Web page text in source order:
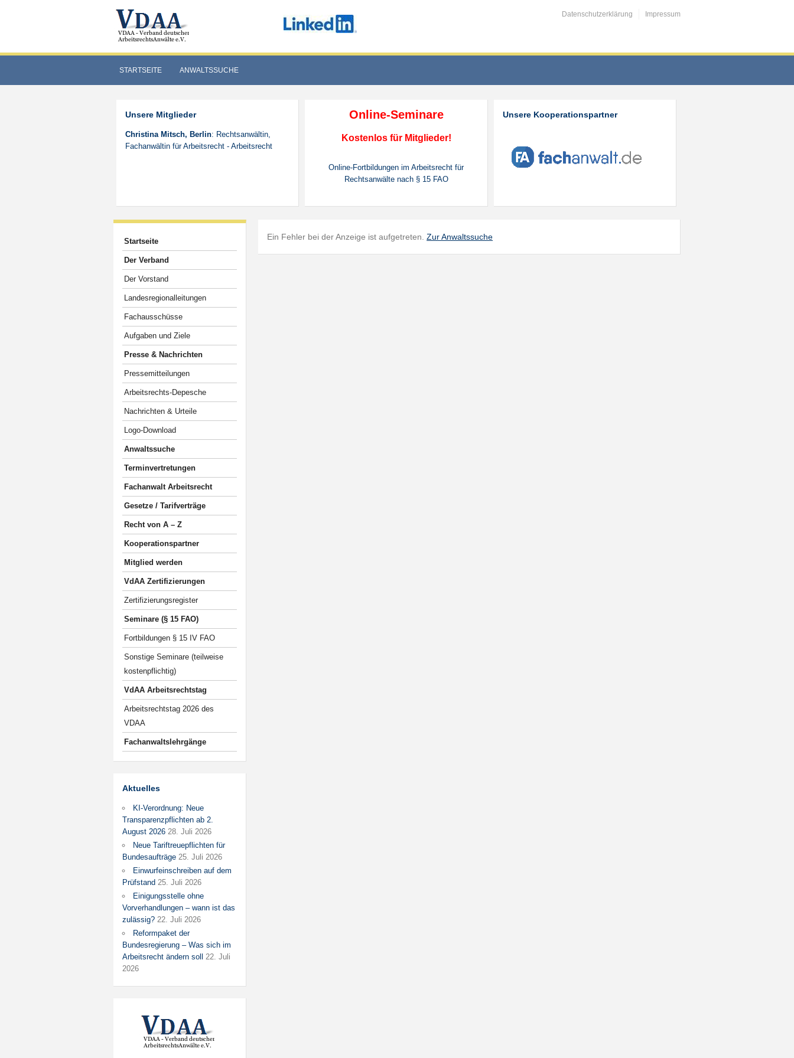
Datenschutzerklärung Impressum
STARTSEITE ANWALTSSUCHE
Unsere Mitglieder
Christina Mitsch, Berlin: Rechtsanwältin,
Fachanwältin für Arbeitsrecht - Arbeitsrecht
Online-Seminare
Kostenlos für Mitglieder!
Online-Fortbildungen im Arbeitsrecht für
Rechtsanwälte nach § 15 FAO
Unsere Kooperationspartner
Startseite
Der Verband
Der Vorstand
Landesregionalleitungen
Fachausschüsse
Aufgaben und Ziele
Presse & Nachrichten
Pressemitteilungen
Arbeitsrechts-Depesche
Nachrichten & Urteile
Logo-Download
Anwaltssuche
Terminvertretungen
Fachanwalt Arbeitsrecht
Gesetze / Tarifverträge
Recht von A – Z
Kooperationspartner
Mitglied werden
VdAA Zertifizierungen
Zertifizierungsregister
Seminare (§ 15 FAO)
Fortbildungen § 15 IV FAO
Sonstige Seminare (teilweise
kostenpflichtig)
VdAA Arbeitsrechtstag
Arbeitsrechtstag 2026 des
VDAA
Fachanwaltslehrgänge
Aktuelles
KI-Verordnung: Neue
Transparenzpflichten ab 2.
August 2026 28. Juli 2026
Neue Tariftreuepflichten für
Bundesaufträge 25. Juli 2026
Einwurfeinschreiben auf dem
Prüfstand 25. Juli 2026
Einigungsstelle ohne
Vorverhandlungen – wann ist das
zulässig? 22. Juli 2026
Reformpaket der
Bundesregierung – Was sich im
Arbeitsrecht ändern soll
22. Juli
2026
Ein Fehler bei der Anzeige ist aufgetreten.Zur Anwaltssuche